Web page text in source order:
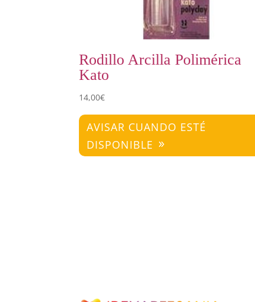
Rodillo Arcilla Polimérica
Kato
14,00€
AVISAR CUANDO ESTÉ
DISPONIBLE